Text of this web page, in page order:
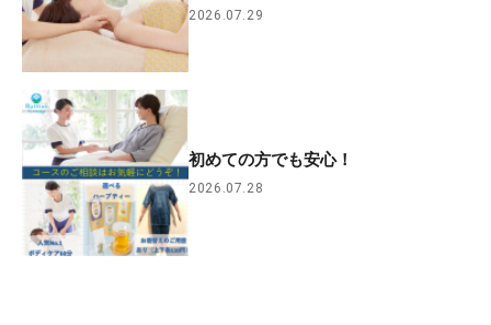
2026.07.29
初めての方でも安心！
2026.07.28